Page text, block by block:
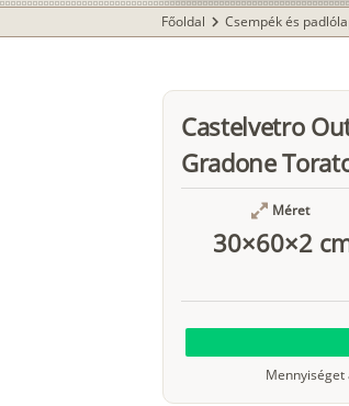
Főoldal chevron_right Csempék és
Castelvetro
Gradone
Méret
30×60×2